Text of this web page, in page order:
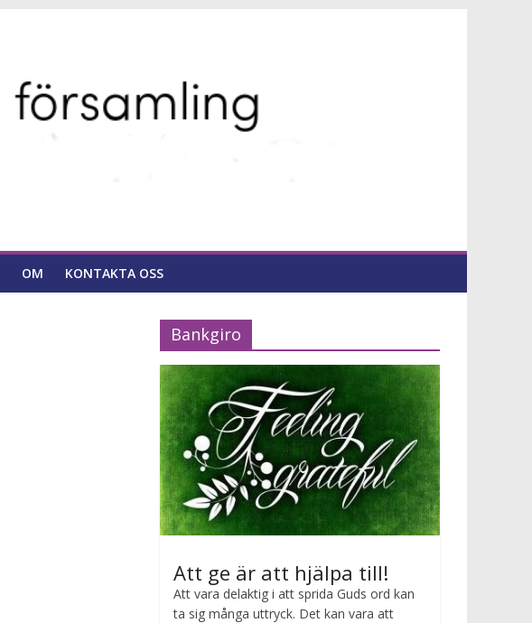
OM KONTAKTA OSS
Bankgiro
Att ge är att hjälpa till!
Att vara delaktig i att sprida Guds ord kan
ta sig många uttryck. Det kan vara att